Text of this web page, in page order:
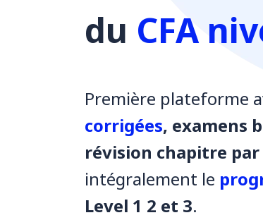
du CFA
Première plateforme
corrigées, examens
révision chapitre
intégralement le
Level 1 2 et 3.